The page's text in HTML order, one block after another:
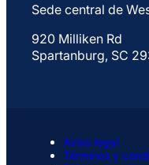
Sede central de
920 Milliken Rd
Spartanburg, SC
Aviso legal
Términos y